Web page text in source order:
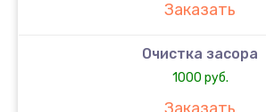
Заказать
Очистка засора
1000 руб.